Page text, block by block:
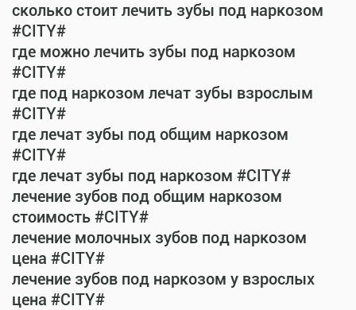
сколько стоит лечить зубы под наркозом
#CITY#
где можно лечить зубы под наркозом
#CITY#
где под наркозом лечат зубы взрослым
#CITY#
где лечат зубы под общим наркозом
#CITY#
где лечат зубы под наркозом #CITY#
лечение зубов под общим наркозом
стоимость #CITY#
лечение молочных зубов под наркозом
цена #CITY#
лечение зубов под наркозом у взрослых
цена #CITY#